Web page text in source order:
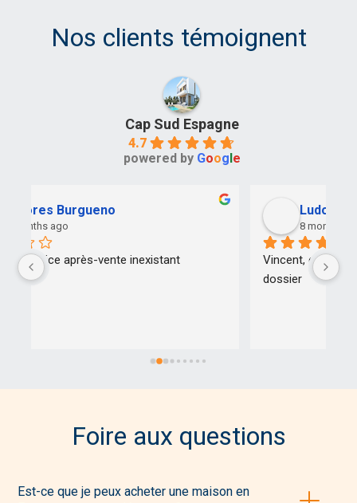
Nos clients témoignent
Cap Sud Espagne
4.7
powered by Goog e
Ludo Toma
Vincent, est un très bon conseil et suit bien son
Foire aux questions
Est-ce que je peux acheter une maison en